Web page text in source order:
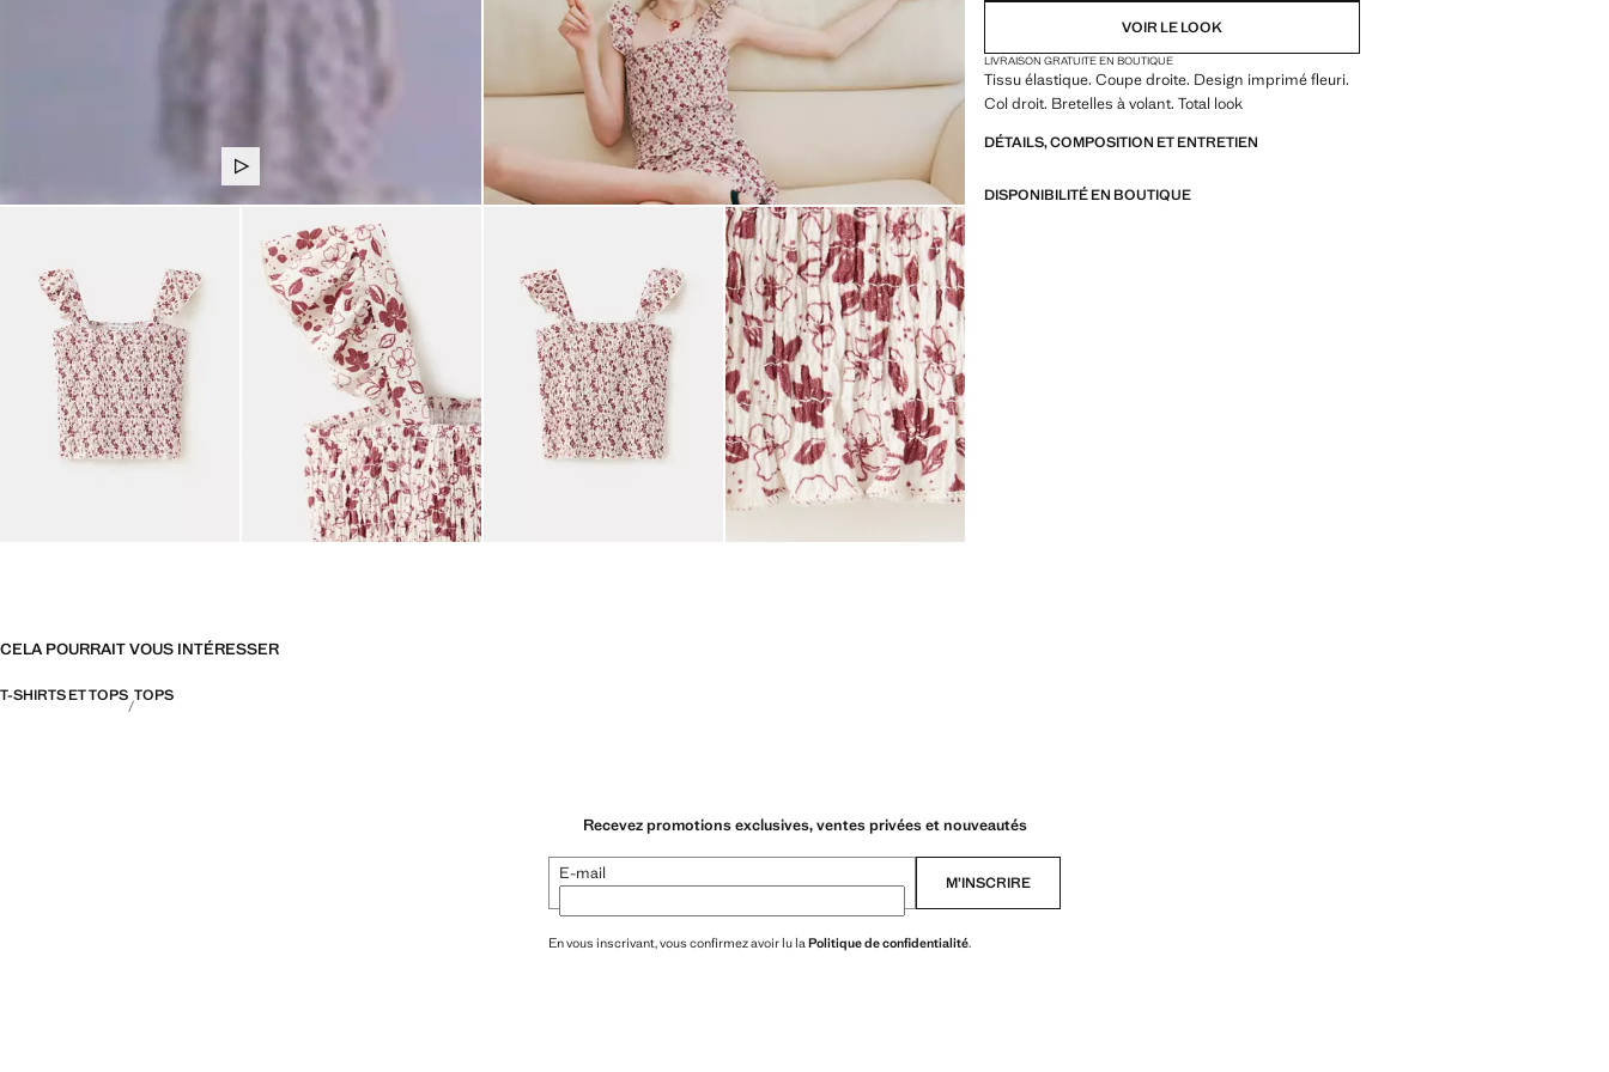
VOIR LE LOOK
LIVRAISON GRATUITE EN BOUTIQUE
Tissu élastique. Coupe droite. Design imprimé fleuri.
Col droit. Bretelles à volant. Total look
DÉTAILS, COMPOSITION ET ENTRETIEN
DISPONIBILITÉ EN BOUTIQUE
CELA POURRAIT VOUS INTÉRESSER
T-SHIRTS ET TOPS TOPS
Recevez promotions exclusives, ventes privées et nouveautés
E-mail M’INSCRIRE
En vous inscrivant, vous confirmez avoir lu laPolitique de confidentialité.